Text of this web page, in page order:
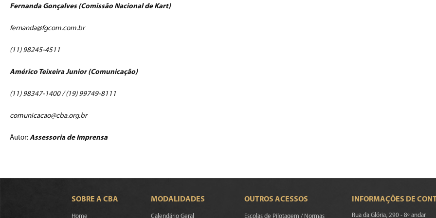
Fernanda Gonçalves (Comissão Nacional de Kart)
fernanda@fgcom.com.br
(11) 98245-4511
Américo Teixeira Junior (Comunicação)
(11) 98347-1400 / (19) 99749-8111
comunicacao@cba.org.br
Autor: Assessoria de Imprensa
SOBRE A CBA
Home
MODALIDADES
Calendário Geral
OUTROS ACESSOS
Escolas de Pilotagem / Normas
INFORMAÇÕES DE
Rua da Glória, 290 - 8º andar